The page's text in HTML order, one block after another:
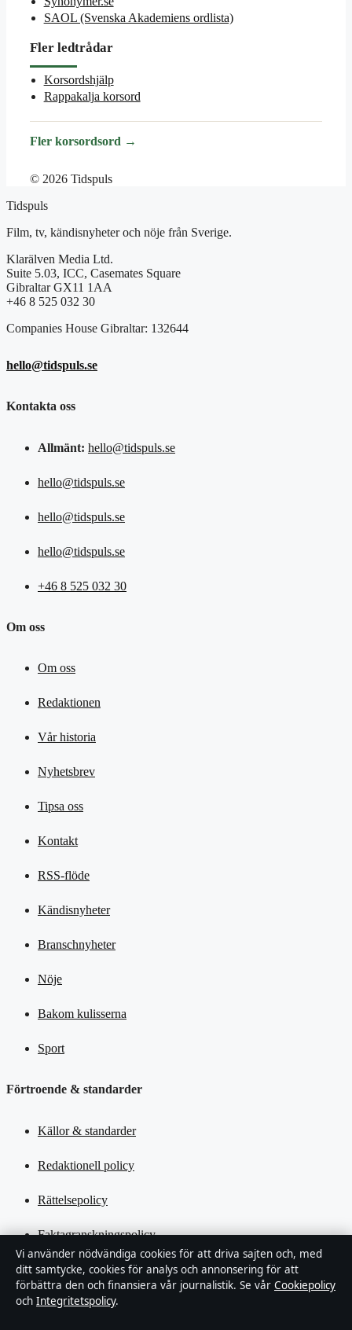
SAOL (Svenska Akademiens ordlista)
Fler ledtrådar
Korsordshjälp
Rappakalja korsord
Fler korsordsord →
© 2026 Tidspuls
Tidspuls
Film, tv, kändisnyheter och nöje från Sverige.
Klarälven Media Ltd.
Suite 5.03, ICC, Casemates Square
Gibraltar GX11 1AA
+46 8 525 032 30
Companies House Gibraltar: 132644
hello@tidspuls.se
Kontakta oss
Allmänt: hello@tidspuls.se
hello@tidspuls.se
hello@tidspuls.se
hello@tidspuls.se
+46 8 525 032 30
Om oss
Om oss
Redaktionen
Vår historia
Nyhetsbrev
Tipsa oss
Kontakt
RSS-flöde
Kändisnyheter
Branschnyheter
Nöje
Bakom kulisserna
Sport
Förtroende & standarder
Källor & standarder
Redaktionell policy
Rättelsepolicy
Faktagranskningspolicy
Ägande & finansiering
Integritetspolicy
Vi använder nödvändiga cookies för att driva sajten och, med
ditt samtycke, cookies för analys och annonsering för att
förbättra den och finansiera vår journalistik. Se vår Cookiepolicy
och Integritetspolicy.